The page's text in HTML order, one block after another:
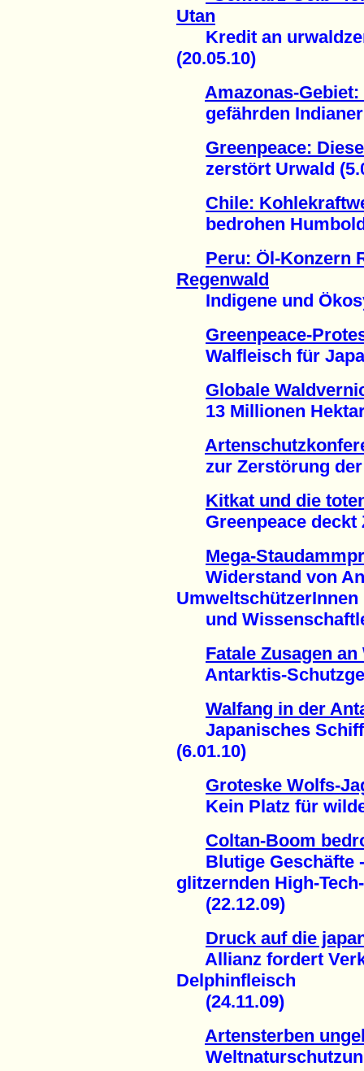
Utan
Kredit an
(20.05.10)
Amazonas-
gefährden Indianer
Greenpeace:
zerstört Urwald
Chile:
bedrohen
Peru: Öl-Konzern
Regenwald
Indigene und
Greenpeace-
Walfleisch für
Globale
13 Millionen Hektar
zur Zerstörung der
Kitkat und die
Greenpeace deckt
Mega-
Widerstand von
UmweltschützerInnen
und
Fatale Zusagen
Antarktis-
Walfang in der
Japanisches Schiff
(6.01.10)
Groteske Wolfs-
Kein Platz für wilde
Coltan-Boom
Blutige Geschäfte -
glitzernden High-
(22.12.09)
Druck auf die
Allianz fordert
Delphinfleisch
(24.11.09)
Artensterben